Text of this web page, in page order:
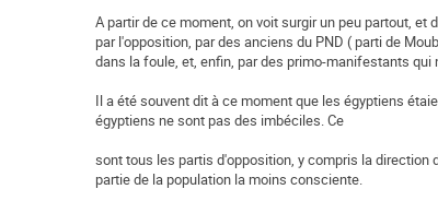
A partir de ce moment, on voit surgir un peu partout,
par l'opposition, par des anciens du PND ( parti de
dans la foule, et, enfin, par des primo-manifestants
Il a été souvent dit à ce moment que les égyptiens
égyptiens ne sont pas des imbéciles. Ce
sont tous les partis d'opposition, y compris la direction
partie de la population la moins consciente.